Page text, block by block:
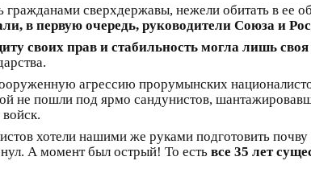
сверхдержавы, нежели обитать в ее
в первую очередь, руководители Союза и
своих прав и стабильность могла лишь
агрессию прорумынских
не пошли под ярмо сандунистов,
хотели нашими же руками подготовить
А момент был острый! То есть все 35 лет